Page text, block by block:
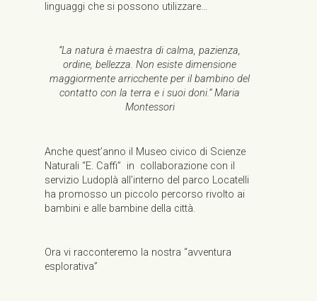
linguaggi che si possono utilizzare…
“La natura è maestra di calma, pazienza,
ordine, bellezza. Non esiste dimensione
maggiormente arricchente per il bambino del
contatto con la terra e i suoi doni.” Maria
Montessori
Anche quest’anno il Museo civico di Scienze
Naturali “E. Caffi” in collaborazione con il
servizio Ludoplà all’interno del parco Locatelli
ha promosso un piccolo percorso rivolto ai
bambini e alle bambine della città.
Ora vi racconteremo la nostra “avventura
esplorativa”